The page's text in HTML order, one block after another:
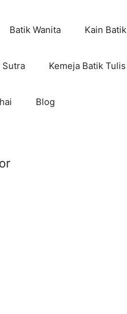
Batik Wanita Kain Batik
Sutra Kemeja Batik Tulis
Blog